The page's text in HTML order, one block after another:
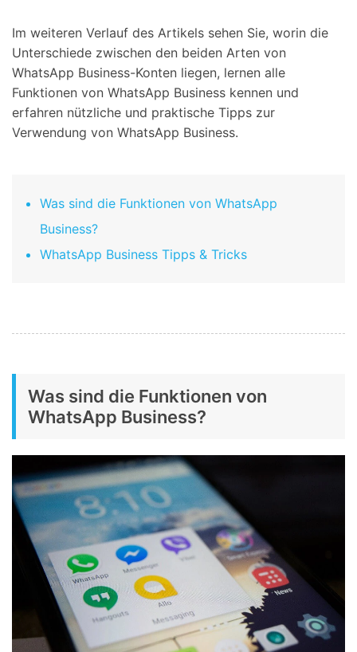
Im weiteren Verlauf des Artikels sehen Sie, worin die
Unterschiede zwischen den beiden Arten von
WhatsApp Business-Konten liegen, lernen alle
Funktionen von WhatsApp Business kennen und
erfahren nützliche und praktische Tipps zur
Verwendung von WhatsApp Business.
Was sind die Funktionen von WhatsApp
Business?
WhatsApp Business Tipps & Tricks
Was sind die Funktionen von
WhatsApp Business?